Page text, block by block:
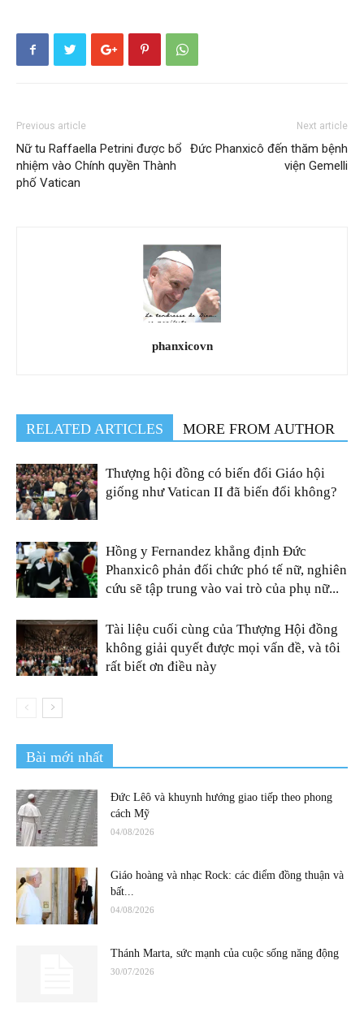
Previous article
Nữ tu Raffaella Petrini được bổ
nhiệm vào Chính quyền Thành
phố Vatican
Next article
Đức Phanxicô đến thăm bệnh
viện Gemelli
phanxicovn
RELATED ARTICLES MORE FROM AUTHOR
Thượng hội đồng có biến đổi Giáo hội
giống như Vatican II đã biến đổi không?
Hồng y Fernandez khẳng định Đức
Phanxicô phản đối chức phó tế nữ, nghiên
cứu sẽ tập trung vào vai trò của phụ nữ...
Tài liệu cuối cùng của Thượng Hội đồng
không giải quyết được mọi vấn đề, và tôi
rất biết ơn điều này
Bài mới nhất
Đức Lêô và khuynh hướng giao tiếp theo phong
cách Mỹ
04/08/2026
Giáo hoàng và nhạc Rock: các điểm đồng thuận và
bất...
04/08/2026
Thánh Marta, sức mạnh của cuộc sống năng động
30/07/2026